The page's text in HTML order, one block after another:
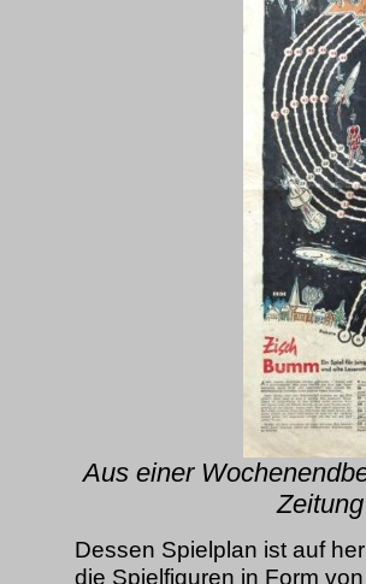
Aus einer
Dessen Spielplan ist auf
die Spielfiguren in Form